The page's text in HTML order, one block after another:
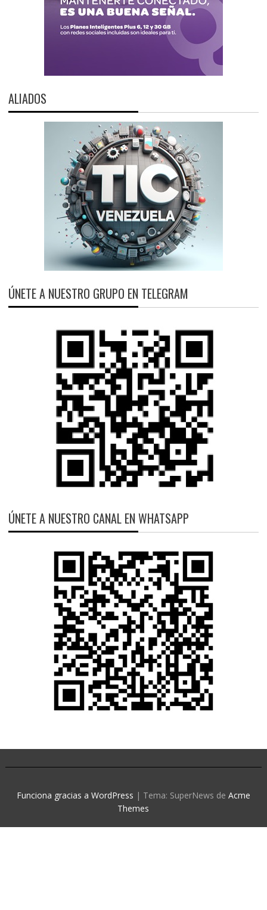
ALIADOS
ÚNETE A NUESTRO GRUPO EN TELEGRAM
ÚNETE A NUESTRO CANAL EN WHATSAPP
Funciona gracias a WordPress | Tema: SuperNews de Acme
Themes